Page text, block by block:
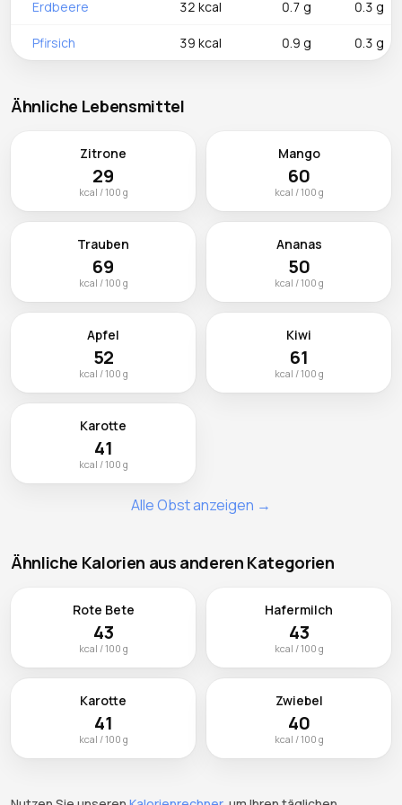
Erdbeere 32 kcal 0.7 g 0.3 g
Pfirsich 39 kcal 0.9 g 0.3 g
Ähnliche Lebensmittel
Zitrone
29
kcal / 100 g
Mango
60
kcal / 100 g
Trauben
69
kcal / 100 g
Ananas
50
kcal / 100 g
Apfel
52
kcal / 100 g
Kiwi
61
kcal / 100 g
Karotte
41
kcal / 100 g
Alle Obst anzeigen →
Ähnliche Kalorien aus anderen Kategorien
Rote Bete
43
kcal / 100 g
Hafermilch
43
kcal / 100 g
Karotte
41
kcal / 100 g
Zwiebel
40
kcal / 100 g